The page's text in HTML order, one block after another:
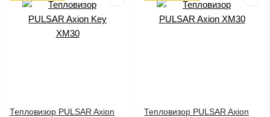
Тепловизор PULSAR Axion
Тепловизор PULSAR Axion